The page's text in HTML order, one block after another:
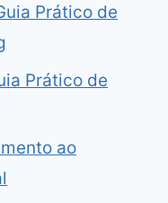
Prático de
Prático de
ao